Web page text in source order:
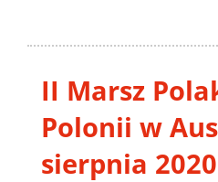
II Marsz
Polonii w
sierpnia